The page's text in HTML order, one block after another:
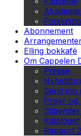
Forskning
Abonnement
Elling bokkafé
Om Cappelen
Presse
Send inn
Priser og
Kataloger
Rapport